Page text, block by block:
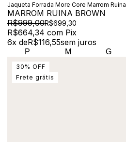
Jaqueta Forrada More Core Marrom Ruina
MARROM RUINA BROWN
R$999,00R$699,30
R$664,34 com Pix
6x deR$116,55sem juros
P M G
30 % OFF
Frete grátis